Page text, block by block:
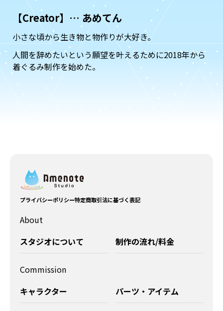
【Creator】… あめてん
小さな頃から生き物と物作りが大好き。
人間を辞めたいという願望を叶えるために2018年から
着ぐるみ制作を始めた。
プライバシーポリシー特定商取引法に基づく表記
About
スタジオについて
制作の流れ/料金
Commission
キャラクター
パーツ・アイテム